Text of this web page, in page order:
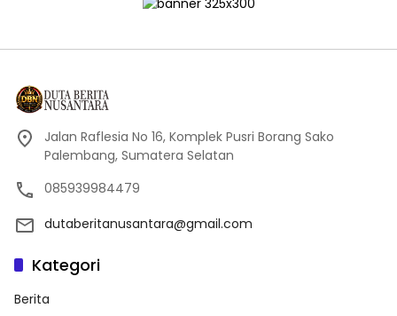
Jalan Raflesia No 16, Komplek Pusri Borang Sako
Palembang, Sumatera Selatan
085939984479
dutaberitanusantara@gmail.com
Kategori
Berita